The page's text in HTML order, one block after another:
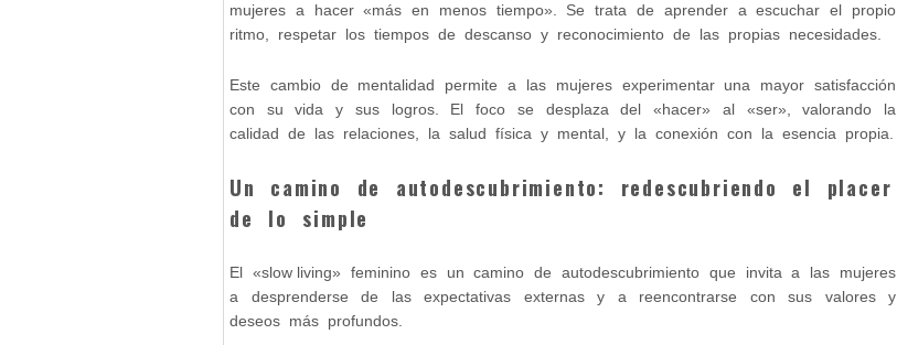
mujeres a hacer «más en menos tiempo». Se trata de aprender a escuchar el propio
ritmo, respetar los tiempos de descanso y reconocimiento de las propias necesidades.
Este cambio de mentalidad permite a las mujeres experimentar una mayor satisfacción
con su vida y sus logros. El foco se desplaza del «hacer» al «ser», valorando la
calidad de las relaciones, la salud física y mental, y la conexión con la esencia propia.
Un camino de autodescubrimiento: redescubriendo el placer
de lo simple
El «slow living» feminino es un camino de autodescubrimiento que invita a las mujeres
a desprenderse de las expectativas externas y a reencontrarse con sus valores y
deseos más profundos.